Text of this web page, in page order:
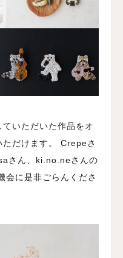
いただいた作品をオ
だけます。 Crepeさ
さん、ki.no.neさんの
会に是非ごらんくださ